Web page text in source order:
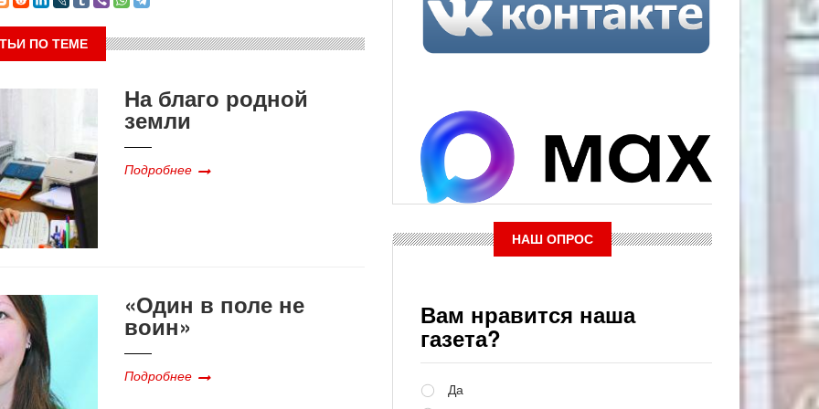
ПО ТЕМЕ
На благо родной
земли
Подробнее
«Один в поле не
воин»
Подробнее
НАШ ОПРОС
Вам нравится наша
газета?
Да